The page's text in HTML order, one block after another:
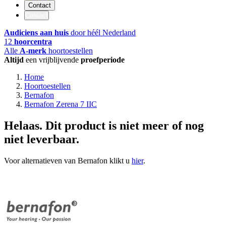
Contact
Audiciens aan huis door héél Nederland
12 hoorcentra
Alle A-merk hoortoestellen
Altijd een vrijblijvende proefperiode
Home
Hoortoestellen
Bernafon
Bernafon Zerena 7 IIC
Helaas. Dit product is niet meer of nog
niet leverbaar.
Voor alternatieven van Bernafon klikt u hier.